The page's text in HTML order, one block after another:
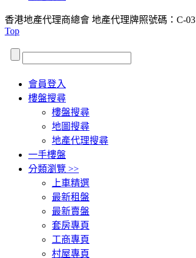
香港地產代理商總會 地產代理牌照號碼：C-
Top
會員登入
樓盤搜尋
樓盤搜尋
地圖搜尋
地產代理搜尋
一手樓盤
分類瀏覽 >>
上車精選
最新租盤
最新賣盤
套房專頁
工商專頁
村屋專頁